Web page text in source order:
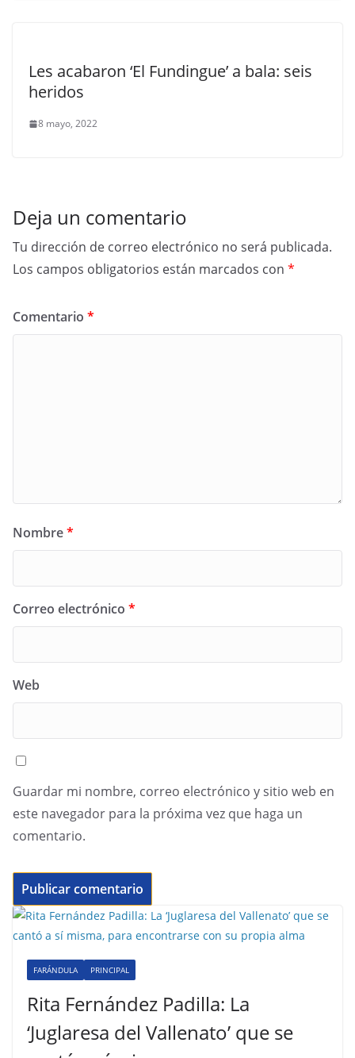
Les acabaron ‘El Fundingue’ a bala: seis
heridos
8 mayo, 2022
Deja un comentario
Tu dirección de correo electrónico no será publicada.
Los campos obligatorios están marcados con *
Comentario *
Nombre*
Correo electrónico *
Web
Guardar mi nombre, correo electrónico y sitio web en
este navegador para la próxima vez que haga un
comentario.
FARÁNDULA PRINCIPAL
Rita Fernández Padilla: La
‘Juglaresa del Vallenato’ que se